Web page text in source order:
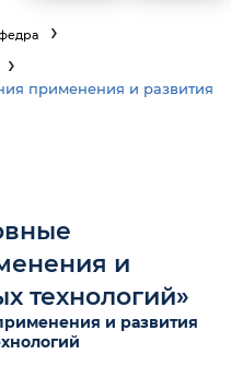
применения и развития
и
технологий»
и развития